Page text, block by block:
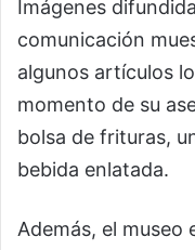
Imágenes
comunicación
algunos artículos
momento de su
bolsa de frituras,
bebida enlatada.
Además, el